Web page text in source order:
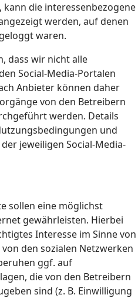
die interessenbezogene
werden, auf denen
waren.
dass wir nicht alle
Social-Media-Portalen
Anbieter können daher
von den Betreibern
werden. Details
und
jeweiligen Social-Media-
sollen eine möglichst
gewährleisten. Hierbei
Interesse im Sinne von
von den sozialen Netzwerken
ggf. auf
die von den Betreibern
sind (z. B. Einwilligung